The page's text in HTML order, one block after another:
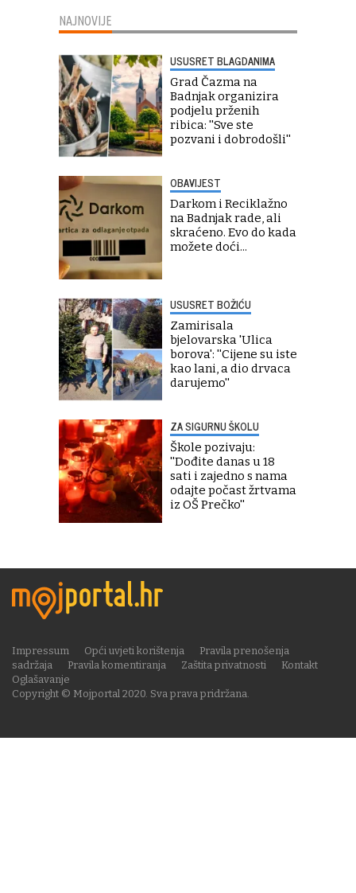
NAJNOVIJE
USUSRET BLAGDANIMA
Grad Čazma na
Badnjak organizira
podjelu prženih
ribica: ''Sve ste
pozvani i dobrodošli''
OBAVIJEST
Darkom i Reciklažno
na Badnjak rade, ali
skraćeno. Evo do kada
možete doći...
USUSRET BOŽIĆU
Zamirisala
bjelovarska 'Ulica
borova': ''Cijene su iste
kao lani, a dio drvaca
darujemo''
ZA SIGURNU ŠKOLU
Škole pozivaju:
''Dođite danas u 18
sati i zajedno s nama
odajte počast žrtvama
iz OŠ Prečko''
Copyright © Mojportal 2020. Sva prava pridržana.
Impressum Opći uvjeti korištenja
Pravila prenošenja
sadržaja
Pravila komentiranja Zaštita privatnosti
Kontakt
Oglašavanje